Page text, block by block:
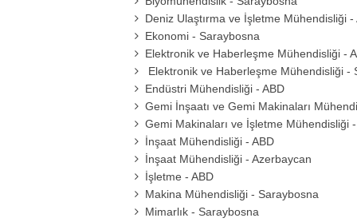
Deniz Ulaştırma ve İşletme Mühendisliği -
Ekonomi - Saraybosna
Elektronik ve Haberleşme Mühendisliği -
Elektronik ve Haberleşme Mühendisliği -
Endüstri Mühendisliği - ABD
Gemi İnşaatı ve Gemi Makinaları
Gemi Makinaları ve İşletme Mühendisliği
İnşaat Mühendisliği - ABD
İnşaat Mühendisliği - Azerbaycan
İşletme - ABD
Makina Mühendisliği - Saraybosna
Mimarlık - Saraybosna